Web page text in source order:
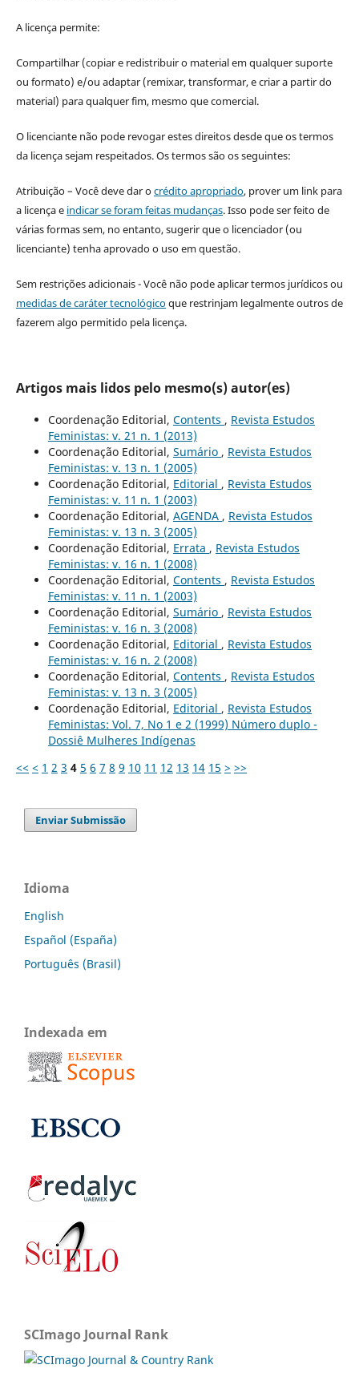
A licença permite:
Compartilhar (copiar e redistribuir o material em qualquer suporte
ou formato) e/ou adaptar (remixar, transformar, e criar a partir do
material) para qualquer fim, mesmo que comercial.
O licenciante não pode revogar estes direitos desde que os termos
da licença sejam respeitados. Os termos são os seguintes:
Atribuição – Você deve dar ocrédito apropriado, prover um link para
a licença e indicar se foram feitas mudanças. Isso pode ser feito de
várias formas sem, no entanto, sugerir que o licenciador (ou
licenciante) tenha aprovado o uso em questão.
Sem restrições adicionais - Você não pode aplicar termos jurídicos ou
medidas de caráter tecnológicoque restrinjam legalmente outros de
fazerem algo permitido pela licença.
Artigos mais lidos pelo mesmo(s) autor(es)
Coordenação Editorial, Contents , Revista Estudos
Feministas: v. 21 n. 1 (2013)
Coordenação Editorial, Sumário , Revista Estudos
Feministas: v. 13 n. 1 (2005)
Coordenação Editorial, Editorial , Revista Estudos
Feministas: v. 11 n. 1 (2003)
Coordenação Editorial, AGENDA , Revista Estudos
Feministas: v. 13 n. 3 (2005)
Coordenação Editorial, Errata , Revista Estudos
Feministas: v. 16 n. 1 (2008)
Coordenação Editorial, Contents , Revista Estudos
Feministas: v. 11 n. 1 (2003)
Coordenação Editorial, Sumário , Revista Estudos
Feministas: v. 16 n. 3 (2008)
Coordenação Editorial, Editorial , Revista Estudos
Feministas: v. 16 n. 2 (2008)
Coordenação Editorial, Contents , Revista Estudos
Feministas: v. 13 n. 3 (2005)
Coordenação Editorial, Editorial , Revista Estudos
Feministas: Vol. 7, No 1 e 2 (1999) Número duplo -
Dossiê Mulheres Indígenas
<< < 1 2 3 4 5 6 7 8 9 10 11 12 13 14 15 > >>
Enviar Submissão
Idioma
English
Español (España)
Português (Brasil)
Indexada em
SCImago Journal Rank